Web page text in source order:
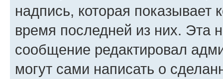
надпись, которая показывает
время последней из них. Эта
сообщение редактировал
могут сами написать о